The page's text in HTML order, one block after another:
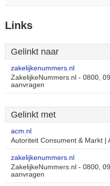
Links
Gelinkt naar
zakelijkenummers.nl
ZakelijkeNummers.nl - 0800,
aanvragen
Gelinkt met
acm.nl
Autoriteit Consument & Markt |
zakelijkenummers.nl
ZakelijkeNummers.nl - 0800,
aanvragen